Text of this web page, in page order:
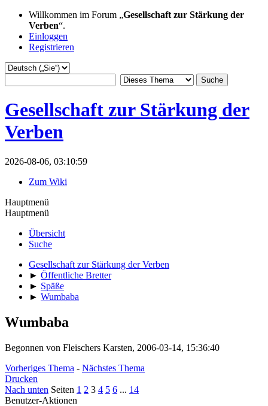
Willkommen im Forum „Gesellschaft zur Stärkung der
Verben“.
Einloggen
Registrieren
Gesellschaft zur Stärkung der
Verben
2026-08-06, 03:10:59
Zum Wiki
Hauptmenü
Hauptmenü
Übersicht
Suche
Gesellschaft zur Stärkung der Verben
► Öffentliche Bretter
► Späße
► Wumbaba
Wumbaba
Begonnen von Fleischers Karsten, 2006-03-14, 15:36:40
Vorheriges Thema - Nächstes Thema
Drucken
Nach unten Seiten 1 2 3 4 5 6 ... 14
Benutzer-Aktionen